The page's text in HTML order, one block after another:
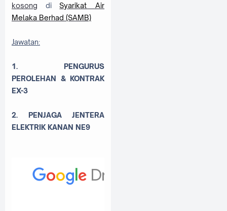
kosong diSyarikat Air
Melaka Berhad (SAMB)
Jawatan:
1. PENGURUS
PEROLEHAN & KONTRAK
EX-3
2. PENJAGA JENTERA
ELEKTRIK KANAN NE9